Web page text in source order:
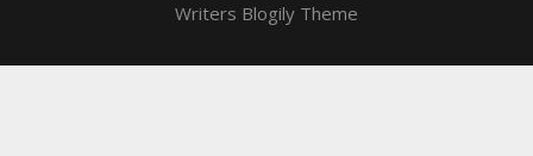
Writers Blogily Theme